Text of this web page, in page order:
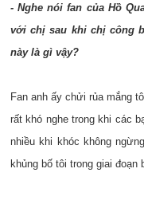
- Nghe nói fan của Hồ
với chị sau khi chị công
này là gì vậy?
Fan anh ấy chửi rủa mắng
rất khó nghe trong khi các
nhiều khi khóc không
khủng bố tôi trong giai đoạn